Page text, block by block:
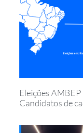
Eleições
Candidatos de